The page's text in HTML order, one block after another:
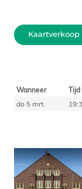
Kaartverkoop
Wanneer Tijd
do 5 mrt.